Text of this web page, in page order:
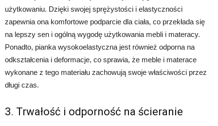
użytkowaniu. Dzięki swojej sprężystości i elastyczności
zapewnia ona komfortowe podparcie dla ciała, co przekłada się
na lepszy sen i ogólną wygodę użytkowania mebli i materacy.
Ponadto, pianka wysokoelastyczna jest również odporna na
odkształcenia i deformacje, co sprawia, że meble i materace
wykonane z tego materiału zachowują swoje właściwości przez
długi czas.
3. Trwałość i odporność na ścieranie